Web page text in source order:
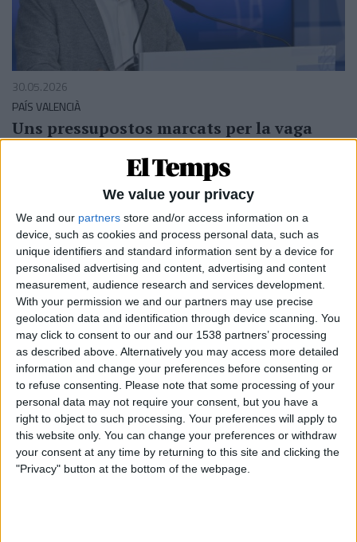
We value your privacy
We and our partners store and/or access information on a
device, such as cookies and process personal data, such as
unique identifiers and standard information sent by a device for
personalised advertising and content, advertising and content
measurement, audience research and services development.
With your permission we and our partners may use precise
geolocation data and identification through device scanning. You
may click to consent to our and our 1538 partners’ processing
as described above. Alternatively you may access more detailed
information and change your preferences before consenting or
to refuse consenting. Please note that some processing of your
personal data may not require your consent, but you have a
right to object to such processing. Your preferences will apply to
this website only. You can change your preferences or withdraw
your consent at any time by returning to this site and clicking the
"Privacy" button at the bottom of the webpage.
30.05.2026
PAÍS VALENCIÀ
Uns pressupostos marcats per la vaga
educativa (i l'aliança amb Vox)
Augment dels fons a l'AVL i inversions educatives per
apaivagar les protestes
23.05.2026
POLÍTICA